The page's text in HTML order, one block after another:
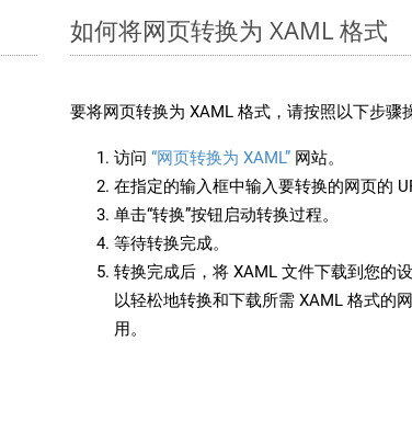
如何将网页转换为 XAML 格式
要将网页转换为 XAML 格式，请按照以下步骤
访问 “网页转换为 XAML” 网站。
在指定的输入框中输入要转换的网页的
单击“转换”按钮启动转换过程。
等待转换完成。
转换完成后，将 XAML 文件下载到您的
以轻松地转换和下载所需 XAML 格式的
用。